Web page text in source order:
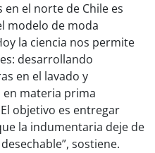
en el norte de Chile es
modelo de moda
la ciencia nos permite
desarrollando
en el lavado y
materia prima
objetivo es entregar
la indumentaria deje de
sostiene.